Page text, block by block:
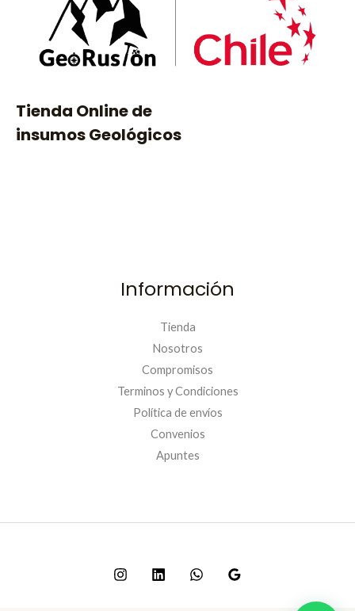
Tienda Online de
insumos Geológicos
Información
Tienda
Nosotros
Compromisos
Terminos y Condiciones
Política de envíos
Convenios
Apuntes